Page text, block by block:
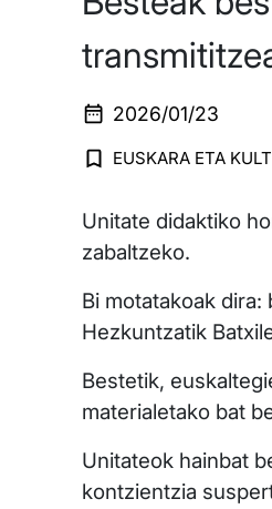
2026/01/23
EUSKARA ETA
Unitate didaktiko
zabaltzeko.
Bi motatakoak
Hezkuntzatik
Bestetik,
materialetako bat
Unitateok hainbat
kontzientzia